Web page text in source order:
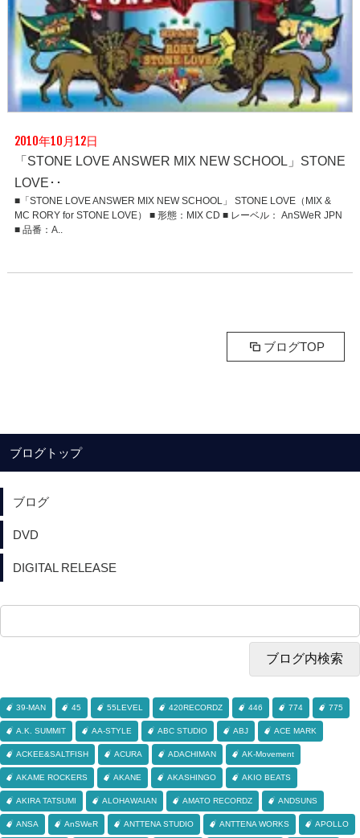
2010年10月12日
「STONE LOVE ANSWER MIX NEW SCHOOL」STONE
LOVE･･
■「STONE LOVE ANSWER MIX NEW SCHOOL」 STONE LOVE（MIX &
MC RORY for STONE LOVE） ■ 形態：MIX CD ■ レーベル： AnSWeR JPN
■ 品番：A..
ブログTOP
ブログトップ
ブログ
DVD
DIGITAL RELEASE
39-MAN 45 55LEVEL 420RECORDZ 446 774 775
A.K. SUMMIT AA-STYLE ABC STUDIO ABJ ACE MARK
ACKEE&SALTFISH ACURA ADACHIMAN AK-Movement
AKAME ROCKERS AKANE AKASHINGO AKIO BEATS
AKIRA TATSUMI ALOHAWAIAN AMATO RECORDZ ANDSUNS
ANSA AnSWeR ANTTENA STUDIO ANTTENA WORKS APOLLO